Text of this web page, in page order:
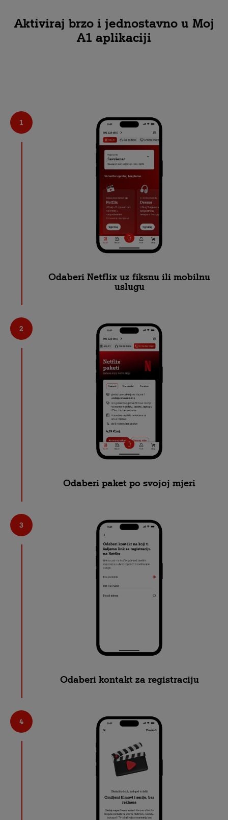
Aktiviraj brzo i jednostavno u Moj
A1 aplikaciji
Odaberi Netflix uz fiksnu ili mobilnu
uslugu
Odaberi paket po svojoj mjeri
Odaberi kontakt za registraciju